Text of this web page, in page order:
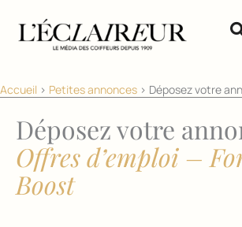
Accueil > Petites annonces > Déposez votre
Déposez votre
Offres d’emploi –
Boost